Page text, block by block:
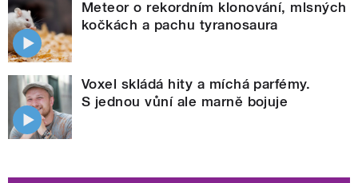
Meteor o rekordním klonování, mlsných
kočkách a pachu tyranosaura
Voxel skládá hity a míchá parfémy.
S jednou vůní ale marně bojuje